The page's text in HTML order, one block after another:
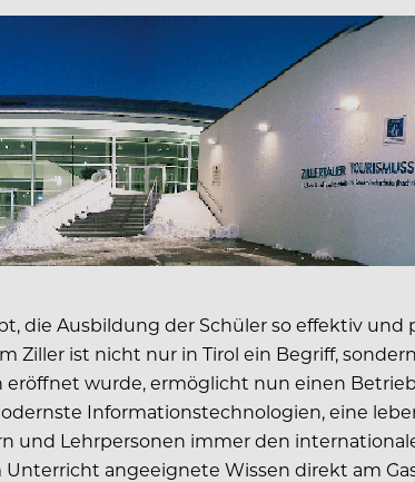
die Ausbildung der Schüler so effektiv
Ziller ist nicht nur in Tirol ein Begriff,
eröffnet wurde, ermöglicht nun einen
Informationstechnologien, eine
Lehrpersonen immer den
angeeignete Wissen direkt am